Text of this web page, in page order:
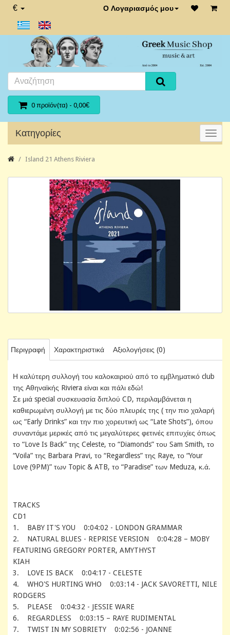
€ Ο Λογαριασμός μου
0 προϊόν(τα) - 0,00€
Κατηγορίες
Island 21 Athens Riviera
Περιγραφή Χαρακτηριστικά Αξιολογήσεις (0)
Η καλύτερη συλλογή του καλοκαιριού από το εμβληματικό club
της Αθηναϊκής Riviera είναι και πάλι εδώ!
Σε μιά special συσκευασία διπλού CD, περιλαμβάνεται η
καθιερωμένη συλλογή με τις δύο πλευρές της ( την πιο χαλαρή
ως “Early Drinks” και την πιο χορευτική ως “Late Shots”), όπου
συναντάμε μερικές από τις μεγαλύτερες φετινές επιτυχίες όπως
το “Love Is Back” της Celeste, το “Diamonds” του Sam Smith, το
“Voila” της Barbara Pravi, το “Regardless” της Raye, το “Your
Love (9PM)” των Topic & ATB, το “Paradise” των Meduza, κ.ά.
TRACKS
CD1
1. BABY IT'S YOU 0:04:02 - LONDON GRAMMAR
2. NATURAL BLUES - REPRISE VERSION 0:04:28 – MOBY
FEATURING GREGORY PORTER, AMYTHYST
KIAH
3. LOVE IS BACK 0:04:17 - CELESTE
4. WHO'S HURTING WHO 0:03:14 - JACK SAVORETTI, NILE
RODGERS
5. PLEASE 0:04:32 - JESSIE WARE
6. REGARDLESS 0:03:15 – RAYE RUDIMENTAL
7. TWIST IN MY SOBRIETY 0:02:56 - JOANNE